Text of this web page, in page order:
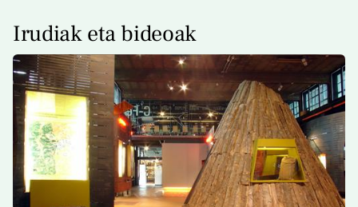
Irudiak eta bideoak